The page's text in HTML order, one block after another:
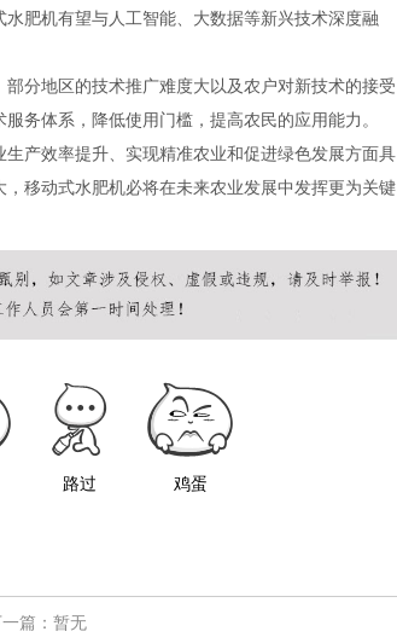
肥机有望与人工智能、大数据等新兴技术深度融
分地区的技术推广难度大以及农户对新技术的接受
务体系，降低使用门槛，提高农民的应用能力。
产效率提升、实现精准农业和促进绿色发展方面具
移动式水肥机必将在未来农业发展中发挥更为关键
路过 鸡蛋
篇：暂无